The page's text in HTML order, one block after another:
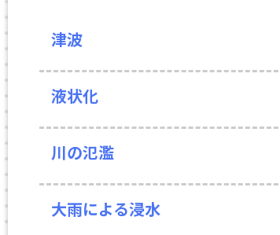
津波
液状化
川の氾濫
大雨による浸水